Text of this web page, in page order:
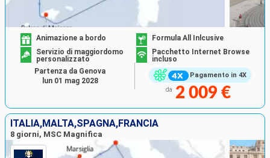
Pagamento in 4X
Animazione a bordo
Formula All Inlcusive
Servizio di maggiordomo
personalizzato
Pacchetto Internet Browse
incluso
da 2 009 €
Partenza da Genova
lun 01 mag 2028
ITALIA,MALTA,SPAGNA,FRANCIA
8 giorni, MSC Magnifica